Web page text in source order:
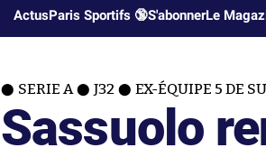
ActusParis Sportifs 🔞S'abonnerLe
SERIE A J32 EX-ÉQUIPE 5 DE
Sassuolo